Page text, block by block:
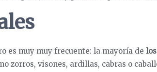
es muy muy frecuente: la mayoría de
zorros, visones, ardillas, cabras o